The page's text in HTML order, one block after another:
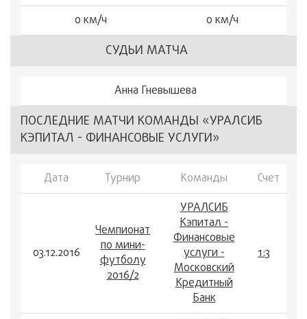
0 км/ч
0 км/ч
СУДЬИ МАТЧА
Анна Гневышева
ПОСЛЕДНИЕ МАТЧИ КОМАНДЫ «УРАЛСИБ
КЭПИТАЛ - ФИНАНСОВЫЕ УСЛУГИ»
Дата Турнир Команды Счет
03.12.2016
Чемпионат
по мини-
футболу
2016/2
УРАЛСИБ
Кэпитал -
Финансовые
услуги -
Московский
Кредитный
Банк
1:3